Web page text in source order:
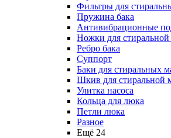
Фильтры для
Пружина бака
Антивибрационные
Ножки для
Ребро бака
Суппорт
Баки для стиральных
Шкив для стиральной
Улитка насоса
Кольца для люка
Петли люка
Разное
Ещё 24